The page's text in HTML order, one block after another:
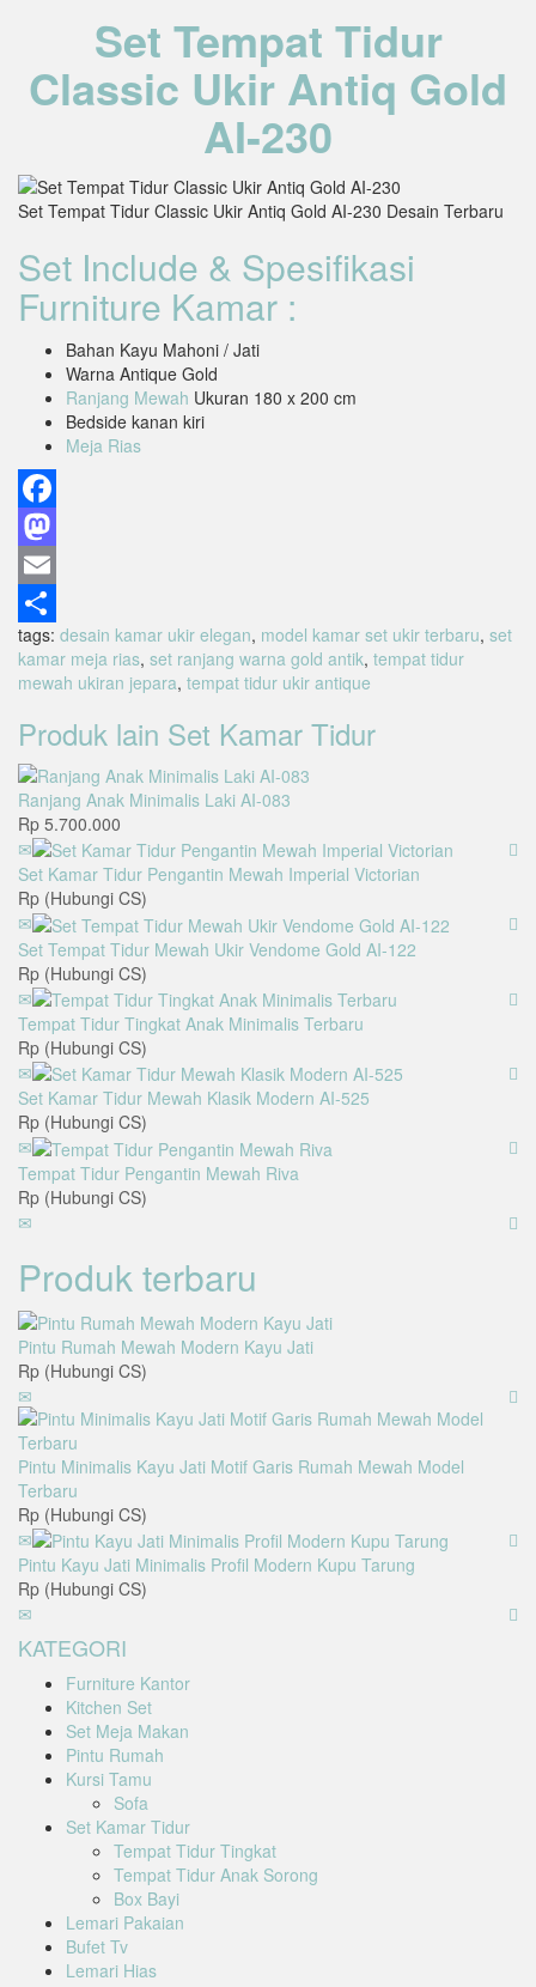
Set Tempat Tidur
Classic Ukir Antiq Gold
AI-230
Set Tempat Tidur Classic Ukir Antiq Gold AI-230 Desain Terbaru
Set Include & Spesifikasi
Furniture Kamar :
Bahan Kayu Mahoni / Jati
Warna Antique Gold
Ranjang Mewah Ukuran 180 x 200 cm
Bedside kanan kiri
Meja Rias
Facebook
Mastodon
Email
Share
tags: desain kamar ukir elegan, model kamar set ukir terbaru, set
kamar meja rias, set ranjang warna gold antik, tempat tidur
mewah ukiran jepara, tempat tidur ukir antique
Produk lain Set Kamar Tidur
Ranjang Anak Minimalis Laki AI-083
Rp 5.700.000
Set Kamar Tidur Pengantin Mewah Imperial Victorian
Rp (Hubungi CS)
Set Tempat Tidur Mewah Ukir Vendome Gold AI-122
Rp (Hubungi CS)
Tempat Tidur Tingkat Anak Minimalis Terbaru
Rp (Hubungi CS)
Set Kamar Tidur Mewah Klasik Modern AI-525
Rp (Hubungi CS)
Tempat Tidur Pengantin Mewah Riva
Rp (Hubungi CS)
Produk terbaru
Pintu Rumah Mewah Modern Kayu Jati
Rp (Hubungi CS)
Pintu Minimalis Kayu Jati Motif Garis Rumah Mewah Model
Terbaru
Rp (Hubungi CS)
Pintu Kayu Jati Minimalis Profil Modern Kupu Tarung
Rp (Hubungi CS)
KATEGORI
Furniture Kantor
Kitchen Set
Set Meja Makan
Pintu Rumah
Kursi Tamu
Sofa
Set Kamar Tidur
Tempat Tidur Tingkat
Tempat Tidur Anak Sorong
Box Bayi
Lemari Pakaian
Bufet Tv
Lemari Hias